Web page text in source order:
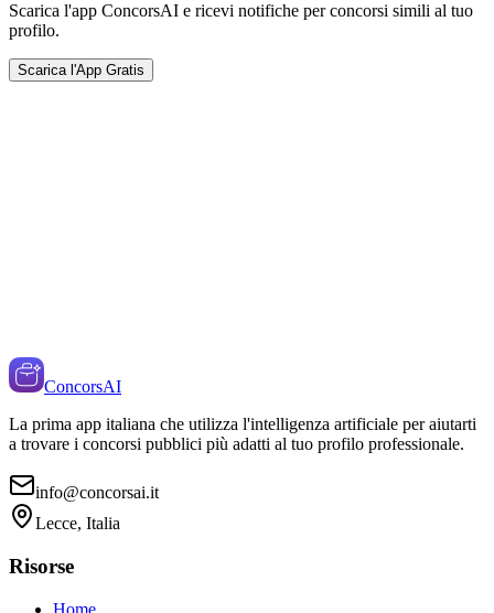
Scarica l'app ConcorsAI e ricevi notifiche per concorsi simili al tuo
profilo.
Scarica l'App Gratis
ConcorsAI
La prima app italiana che utilizza l'intelligenza artificiale per aiutarti
a trovare i concorsi pubblici più adatti al tuo profilo professionale.
info@concorsai.it
Lecce, Italia
Risorse
Home